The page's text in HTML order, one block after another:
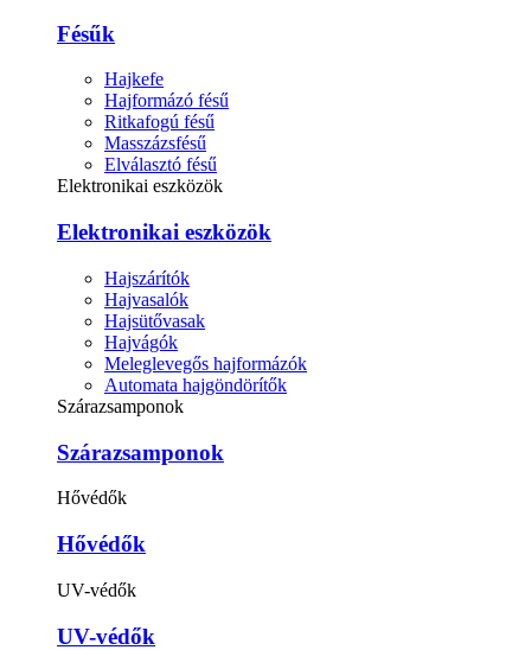
Fésűk
Hajkefe
Hajformázó fésű
Ritkafogú fésű
Masszázsfésű
Elválasztó fésű
Elektronikai eszközök
Elektronikai eszközök
Hajszárítók
Hajvasalók
Hajsütővasak
Hajvágók
Meleglevegős hajformázók
Automata hajgöndörítők
Szárazsamponok
Szárazsamponok
Hővédők
Hővédők
UV-védők
UV-védők